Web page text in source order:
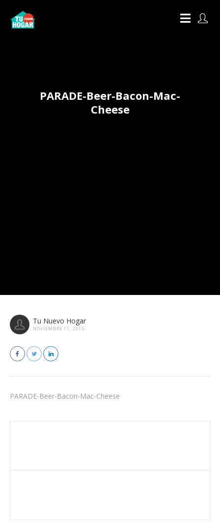
PARADE-Beer-Bacon-Mac-
Cheese
Tu Nuevo Hogar
NOVIEMBRE 11, 2015
PARADE-Beer-Bacon-Mac-Cheese